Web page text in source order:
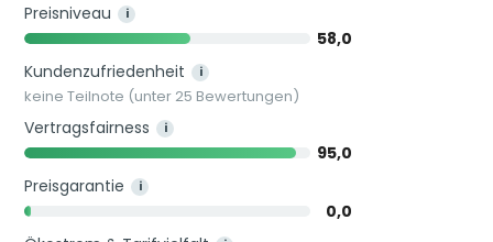
Preisniveau i
58,0
Kundenzufriedenheit
i
keine Teilnote (unter 25 Bewertungen)
Vertragsfairness i
95,0
Preisgarantie
i
0,0